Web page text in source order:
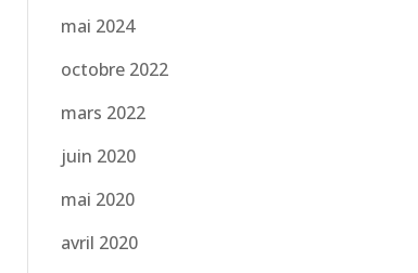
mai 2024
octobre 2022
mars 2022
juin 2020
mai 2020
avril 2020